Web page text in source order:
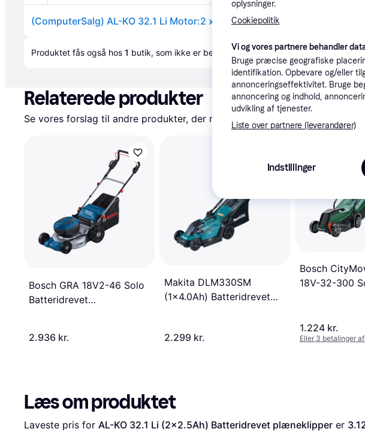
Produktet fås også hos 1 butik, som ikke er betalende kunde i denne kategori.
Relaterede produkter
Se vores forslag til andre produkter, der matcher dine interesser.
Bosch GRA 18V2-46 Solo
Batteridrevet
2.936 kr.
Makita DLM330SM
(1x4.0Ah) Batteridrevet
2.299 kr.
Bosch
18V-32-300
1.224 kr.
Eller 3 betalinger
Læs om produktet
Laveste pris for AL-KO 32.1 Li (2x2.5Ah) Batteridrevet plæneklipper er
oplysninger.
Cookiepolitik
Vi og vores partnere behandler
Bruge præcise geografiske
identifikation. Opbevare og/eller
annonceringseffektivitet. Bruge
annoncering og indhold,
udvikling af tjenester.
Liste over partnere (leverandører)
Indstillinger